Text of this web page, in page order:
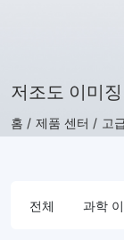
저조도 이미
홈 / 제품 센터 / 고
전체 과학